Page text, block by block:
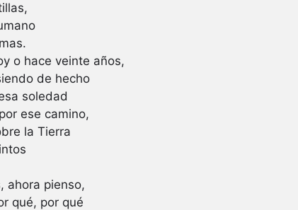
o hace veinte años,
de hecho
soledad
ese camino,
la Tierra
ahora pienso,
qué, por qué